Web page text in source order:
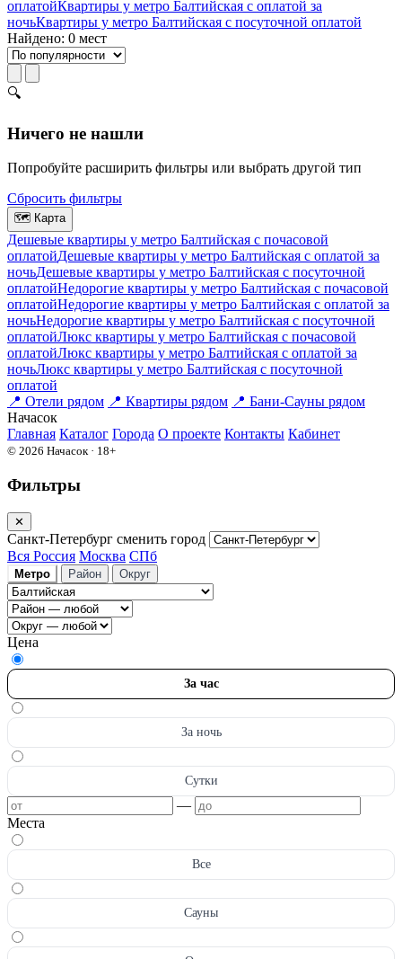
оплатойКвартиры у метро Балтийская с оплатой за
ночьКвартиры у метро Балтийская c посуточной оплатой
Найдено: 0 мест
🔍
Ничего не нашли
Попробуйте расширить фильтры или выбрать другой тип
Сбросить фильтры
🗺 Карта
Дешевые квартиры у метро Балтийская c почасовой
оплатойДешевые квартиры у метро Балтийская с оплатой за
ночьДешевые квартиры у метро Балтийская c посуточной
оплатойНедорогие квартиры у метро Балтийская c почасовой
оплатойНедорогие квартиры у метро Балтийская с оплатой за
ночьНедорогие квартиры у метро Балтийская c посуточной
оплатойЛюкс квартиры у метро Балтийская c почасовой
оплатойЛюкс квартиры у метро Балтийская с оплатой за
ночьЛюкс квартиры у метро Балтийская c посуточной
оплатой
📍 Отели рядом 📍 Квартиры рядом 📍 Бани-Сауны рядом
Начасок
Главная Каталог Города О проекте Контакты Кабинет
© 2026 Начасок · 18+
Фильтры
✕
Санкт-Петербург сменить город
Вся Россия Москва СПб
Метро Район Округ
Цена
За час
За ночь
Сутки
—
Места
Все
Сауны